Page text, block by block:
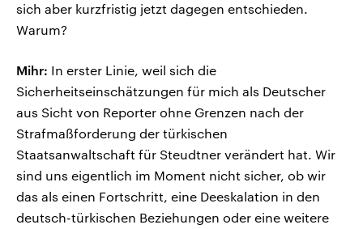
sich aber kurzfristig jetzt dagegen entschieden.
Warum?
Mihr: In erster Linie, weil sich die
Sicherheitseinschätzungen für mich als Deutscher
aus Sicht von Reporter ohne Grenzen nach der
Strafmaßforderung der türkischen
Staatsanwaltschaft für Steudtner verändert hat. Wir
sind uns eigentlich im Moment nicht sicher, ob wir
das als einen Fortschritt, eine Deeskalation in den
deutsch-türkischen Beziehungen oder eine weitere